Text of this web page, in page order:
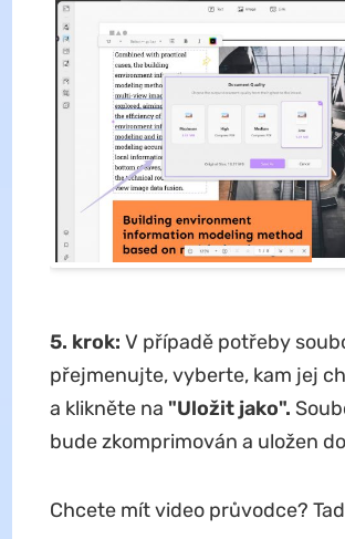
5. krok: V případě potřeby
přejmenujte, vyberte, kam jej
a klikněte na "Uložit jako".
bude zkomprimován a uložen
Chcete mít video průvodce?